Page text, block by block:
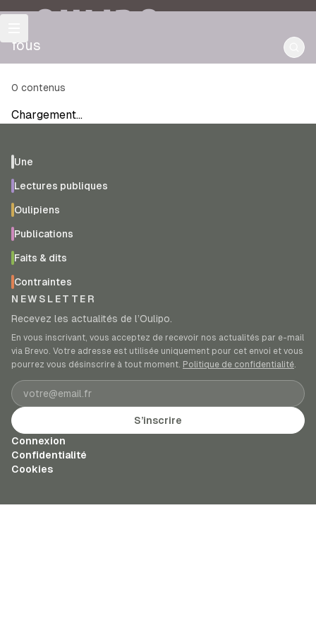
OULIPO
fous
0 contenus
Chargement…
Une
Lectures publiques
Oulipiens
Publications
Faits & dits
Contraintes
NEWSLETTER
Recevez les actualités de l’Oulipo.
En vous inscrivant, vous acceptez de recevoir nos actualités par e-mail
via Brevo. Votre adresse est utilisée uniquement pour cet envoi et vous
pourrez vous désinscrire à tout moment. Politique de confidentialité.
Adresse e-mail
S’inscrire
Connexion
Confidentialité
Cookies